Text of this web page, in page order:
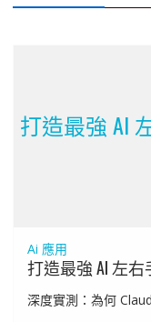
打造最強 AI
Ai 應用
打造最強 AI 左右
深度實測：為何